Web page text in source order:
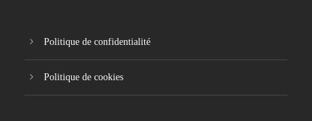
Politique de confidentialité
Politique de cookies